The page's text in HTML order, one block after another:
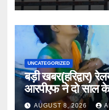
UNCATEGORIZED
बड़ी खबर(हरिद्वार)
आरपीएफ ने दो साल
।।AUGUST 8, 2026